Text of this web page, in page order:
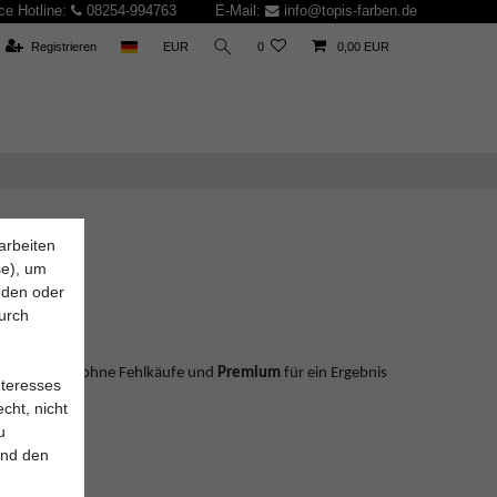
Hotline: 08254-994763 E-Mail: info@topis-farben.de
Registrieren EUR 0 0,00 EUR
Streichen ohne Fehlkäufe und Premium für ein Ergebnis
um
oder
nicht
den